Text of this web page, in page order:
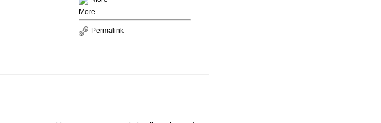
More
Permalink